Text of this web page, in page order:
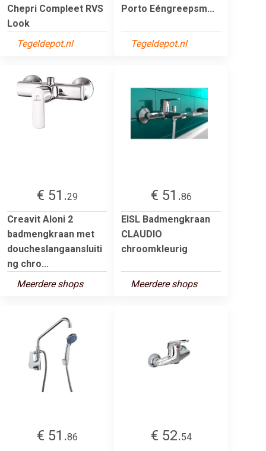
Chepri Compleet RVS
Look
Tegeldepot.nl
Porto Eéngreepsm...
Tegeldepot.nl
€ 51.29
Creavit Aloni 2
badmengkraan met
doucheslangaansluiti
ng chro...
Meerdere shops
€ 51.86
EISL Badmengkraan
CLAUDIO
chroomkleurig
Meerdere shops
€ 51.86 € 52.54